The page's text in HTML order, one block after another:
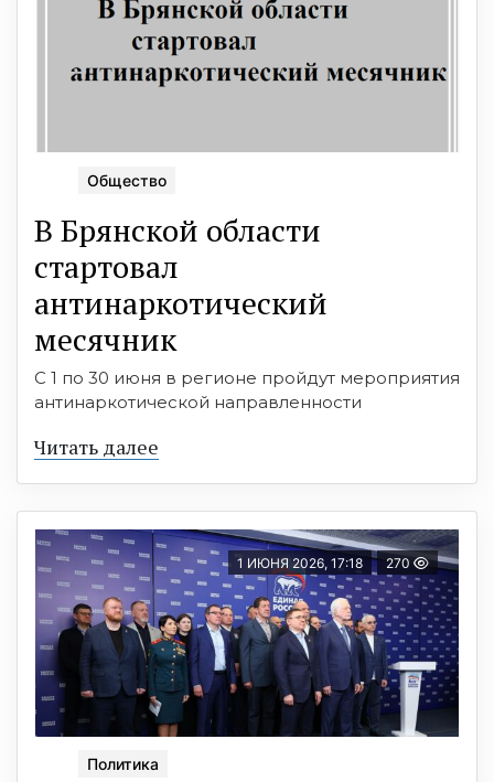
Общество
В Брянской области
стартoвал
антинаркoтический
месячник
С 1 по 30 июня в регионе пройдут мероприятия
антинаркотической направленности
Читать далее
1 ИЮНЯ 2026, 17:18 270
Политика